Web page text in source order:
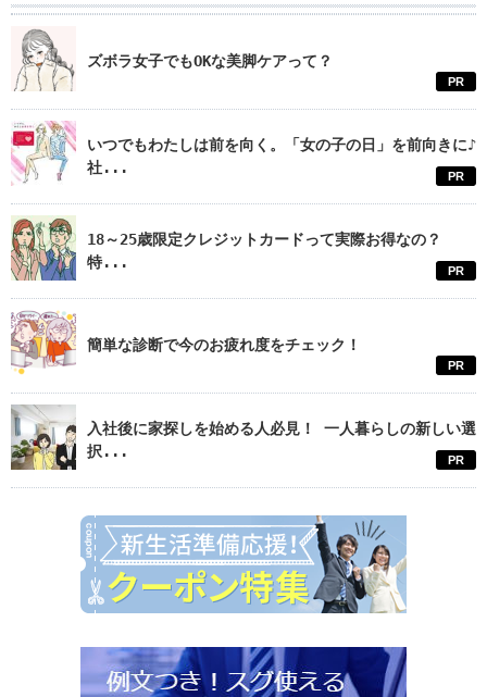
ズボラ女子でもOKな美脚ケアって？
PR
いつでもわたしは前を向く。「女の子の日」を前向きに♪
社...
PR
18～25歳限定クレジットカードって実際お得なの？
特...
PR
簡単な診断で今のお疲れ度をチェック！
PR
入社後に家探しを始める人必見！ 一人暮らしの新しい選
択...
PR